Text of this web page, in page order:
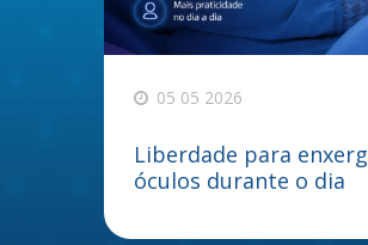
05 05 2026
Liberdade para
óculos durante o dia